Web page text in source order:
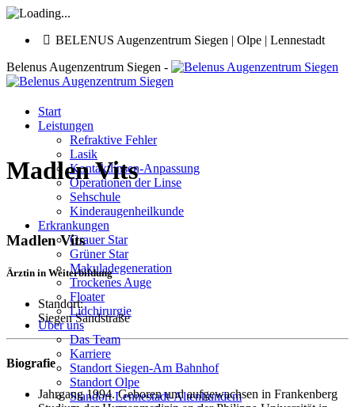
BELENUS Augenzentrum Siegen | Olpe | Lennestadt
Belenus Augenzentrum Siegen -
Start
Leistungen
Refraktive Fehler
Lasik
Kontaktlinsen-Anpassung
Operationen der Linse
Sehschule
Kinderaugenheilkunde
Erkrankungen
Grauer Star
Grüner Star
Makuladegeneration
Trockenes Auge
Floater
Lidchirurgie
Über uns
Das Team
Karriere
Standort Siegen-Am Bahnhof
Standort Olpe
Standort Lennestadt-Altenhundem
Madlen Vits
Madlen Vits
Ärztin in Weiterbildung
Standort:
Siegen Sandstraße
Biografie
Jahrgang 1994. Geboren und aufgewachsen in Frankenberg